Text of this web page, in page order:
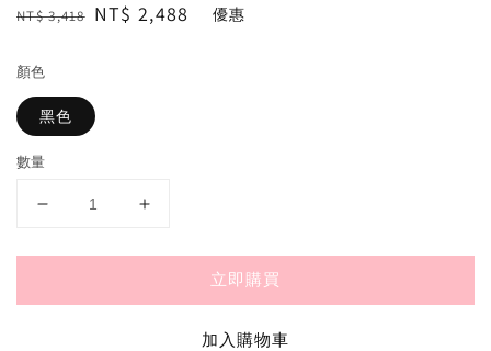
Regular
NT$ 3,418 Sale
NT$ 2,488 優惠
顏色
黑色
數量
立即購買
加入購物車